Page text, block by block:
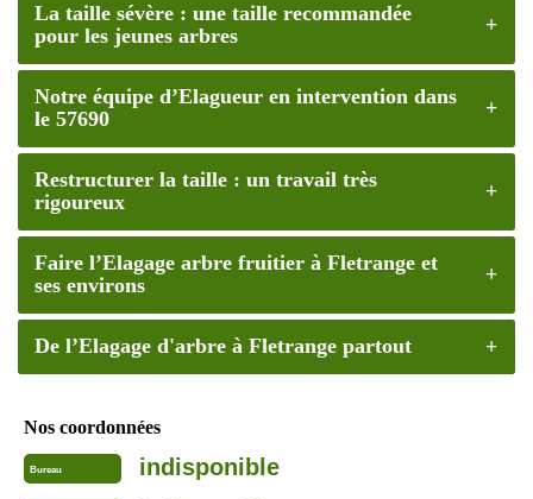
La taille sévère : une taille recommandée
pour les jeunes arbres
Notre équipe d’Elagueur en intervention dans
le 57690
Restructurer la taille : un travail très
rigoureux
Faire l’Elagage arbre fruitier à Fletrange et
ses environs
De l’Elagage d'arbre à Fletrange partout
Nos coordonnées
Bureau indisponible